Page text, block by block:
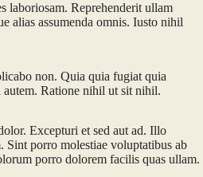
laboriosam. Reprehenderit ullam
alias assumenda omnis. Iusto nihil
non. Quia quia fugiat quia
Ratione nihil ut sit nihil.
Excepturi et sed aut ad. Illo
Sint porro molestiae voluptatibus ab
porro dolorem facilis quas ullam.